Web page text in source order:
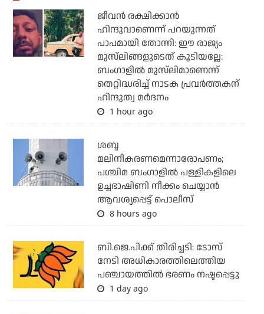
ജീവന്‍ രക്ഷിക്കാന്‍
ഹിന്ദുവാണെന്ന് പറയുന്നത്
പാപമായി തോന്നി: ഈ രാജ്യം
മുസ്‌ലിങ്ങളുടെത് കൂടിയല്ലേ:
ബംഗാളില്‍ മുസ്‌ലിമാണെന്ന്
തെറ്റിദ്ധരിച്ച് നാടക പ്രവര്‍ത്തകന്
ഹിന്ദുത്വ മര്‍ദനം
1 hour ago
ശബ്ദ
മലിനീകരണമെന്നാരോപണം;
പശ്ചിമ ബംഗാളില്‍ പള്ളികളിലെ
ഉച്ചഭാഷിണി നീക്കം ചെയ്യാന്‍
ആവശ്യപ്പെട്ട് പൊലീസ്
8 hours ago
ബി.ജെ.പിക്ക് തിരിച്ചടി: ടോസ്
നേടി അധികാരത്തിലെത്തിയ
പഞ്ചായത്തില്‍ ഭരണം നഷ്ടപ്പെട്ടു
1 day ago